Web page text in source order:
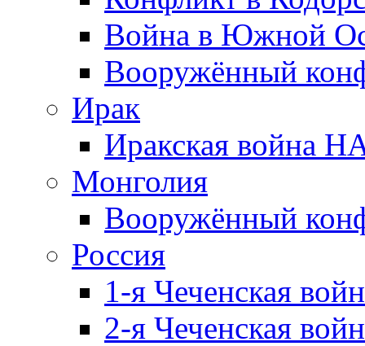
Война в Южной
Вооружённый
Ирак
Иракская война
Монголия
Вооружённый
Россия
1-я Чеченская
2-я Чеченская